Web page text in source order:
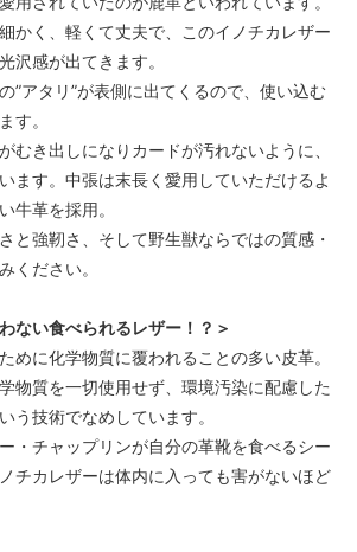
かく、軽くて丈夫で、このイノチカレザー
沢感が出てきます。
”アタリ”が表側に出てくるので、使い込む
す。
むき出しになりカードが汚れないように、
ます。中張は末長く愛用していただけるよ
牛革を採用。
と強靭さ、そして野生獣ならではの質感・
ください。
ない食べられるレザー！？＞
めに化学物質に覆われることの多い皮革。
物質を一切使用せず、環境汚染に配慮した
う技術でなめしています。
・チャップリンが自分の革靴を食べるシー
チカレザーは体内に入っても害がないほど